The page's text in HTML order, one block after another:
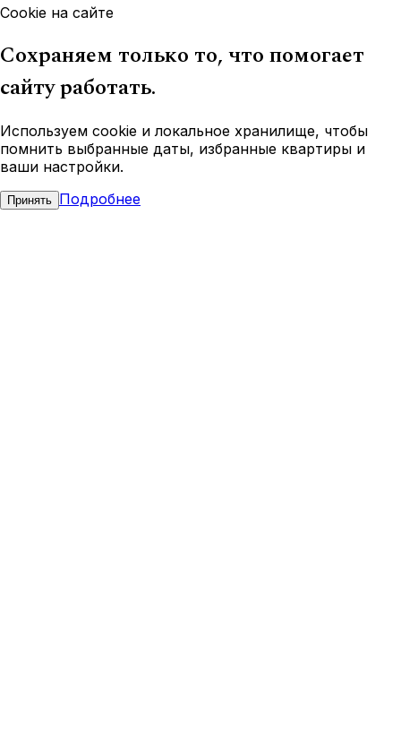
Cookie на сайте
Сохраняем только то, что помогает
сайту работать.
Используем cookie и локальное хранилище, чтобы
помнить выбранные даты, избранные квартиры и
ваши настройки.
Принять Подробнее